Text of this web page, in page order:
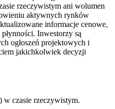
USDT jako zabezpieczenie
rzeczywistym ani wolumen
aktywnych rynków
informacje cenowe,
Inwestorzy są
ogłoszeń projektowych i
jakichkolwiek decyzji
w czasie rzeczywistym.